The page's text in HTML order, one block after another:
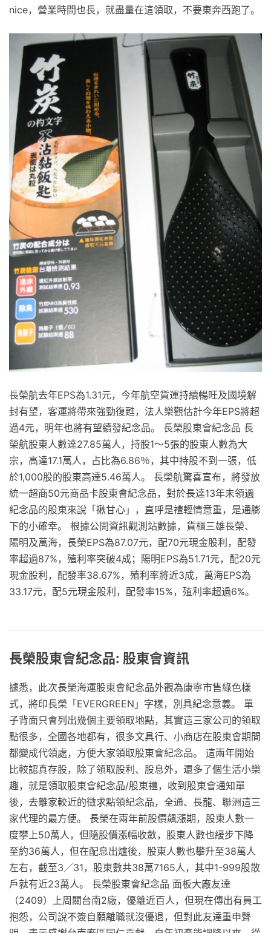
nice，營業時間也長，就盡量在這領取，不要東奔西跑了。
長榮航去年EPS為1.31元，今年航空貨運持續暢旺及國境解
封有望，客運將帶來強勁復甦，法人樂觀估計今年EPS將超
過4元，明年也將有望續發紀念品。 長榮股東會紀念品 長
榮航股東人數達27.85萬人，持股1～5張的股東人數為大
宗，高達17.1萬人，占比為6.86％，其中持股不到一張，低
於1,000股的股東高達5.46萬人。 長榮航驚喜宣布，將發放
統一超商50元商品卡股東會紀念品，對於長達13年未領過
紀念品的股東來說「揪甘心」，直呼是禮輕情意重，是通膨
下的小確幸。 根據公開資訊觀測站數據，貨櫃三雄長榮、
陽明及萬海，長榮EPS為87.07元，配70元現金股利，配發
率超過87%，殖利率突破4成；陽明EPS為51.71元，配20元
現金股利，配發率38.67%，殖利率將近3成，萬海EPS為
33.17元，配5元現金股利，配發率15%，殖利率超過6%。
長榮股東會紀念品: 股東會資訊
據悉，此次長榮海運股東會紀念品外觀為康寧市售綠色樣
式，將印長榮「EVERGREEN」字樣，別具紀念意義。 單
子背面只會列出幾個主要領取地點，其實這三家公司的領取
點很多，全國各地都有，很多文具行、小商店在股東會期間
都變成代領處，方便大家領取股東會紀念品。 這兩年開始
比較認真存股，除了領取股利、股息外，還多了個生活小樂
趣，就是領取股東會紀念品/股東禮，收到股東會通知單
後，去離家較近的徵求點領紀念品，全通、長龍、聯洲這三
家代理的最方便。 長榮在兩年前股價飆漲期，股東人數一
度攀上50萬人，但隨股價漲幅收斂，股東人數也緩步下降
至約36萬人，但在配息出爐後，股東人數也攀升至38萬人
左右，截至3／31，股東數共38萬7165人，其中1-999股散
戶就有近23萬人。 長榮股東會紀念品 面板大廠友達
（2409）上周關台南2廠，優離近百人，但現在傳出有員工
抱怨，公司說不簽自願離職就沒優退，但對此友達重申聲